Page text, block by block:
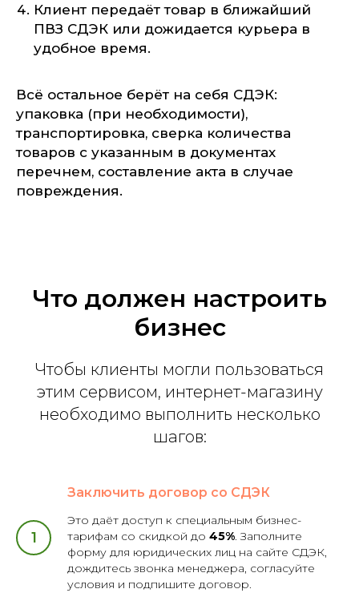
Клиент передаёт товар в ближайший
ПВЗ СДЭК или дожидается курьера в
удобное время.
Всё остальное берёт на себя СДЭК:
упаковка (при необходимости),
транспортировка, сверка количества
товаров с указанным в документах
перечнем, составление акта в случае
повреждения.
Что должен настроить
бизнес
Чтобы клиенты могли пользоваться
этим сервисом, интернет-магазину
необходимо выполнить несколько
шагов:
Заключить договор со СДЭК
Это даёт доступ к специальным бизнес-
тарифам со скидкой до 45%. Заполните
форму для юридических лиц на сайте СДЭК,
дождитесь звонка менеджера, согласуйте
условия и подпишите договор.